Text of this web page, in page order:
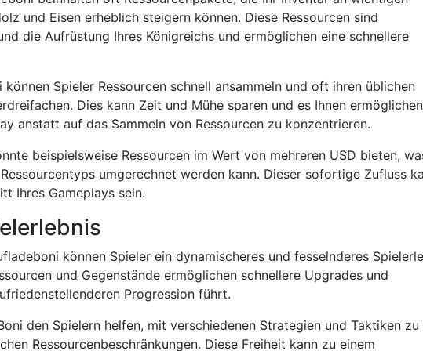
und Eisen erheblich steigern können. Diese Ressourcen sind
die Aufrüstung Ihres Königreichs und ermöglichen eine schnellere
Spieler Ressourcen schnell ansammeln und oft ihren üblichen
Dies kann Zeit und Mühe sparen und es Ihnen
anstatt auf das Sammeln von Ressourcen zu konzentrieren.
beispielsweise Ressourcen im Wert von mehreren USD bieten,
umgerechnet werden kann. Dieser sofortige Zufluss
Ihres Gameplays sein.
können Spieler ein dynamischeres und fesselnderes
und Gegenstände ermöglichen schnellere Upgrades und
Progression führt.
den Spielern helfen, mit verschiedenen Strategien und Taktiken zu
Ressourcenbeschränkungen. Diese Freiheit kann zu einem